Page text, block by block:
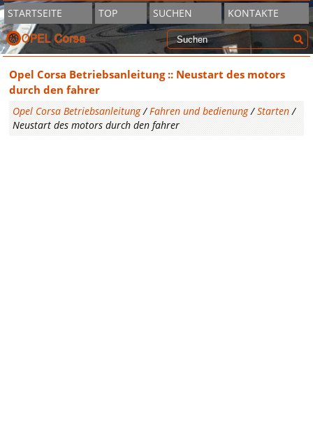
STARTSEITE TOP SUCHEN KONTAKTE
Opel Corsa Betriebsanleitung :: Neustart des motors
durch den fahrer
Opel Corsa Betriebsanleitung/Fahren und bedienung/Starten /
Neustart des motors durch den fahrer